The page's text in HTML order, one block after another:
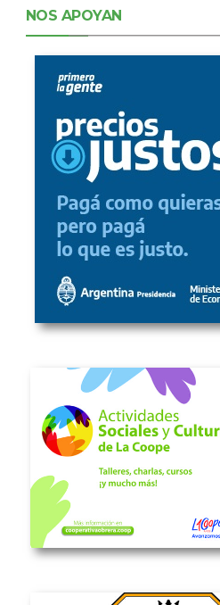
NOS APOYAN